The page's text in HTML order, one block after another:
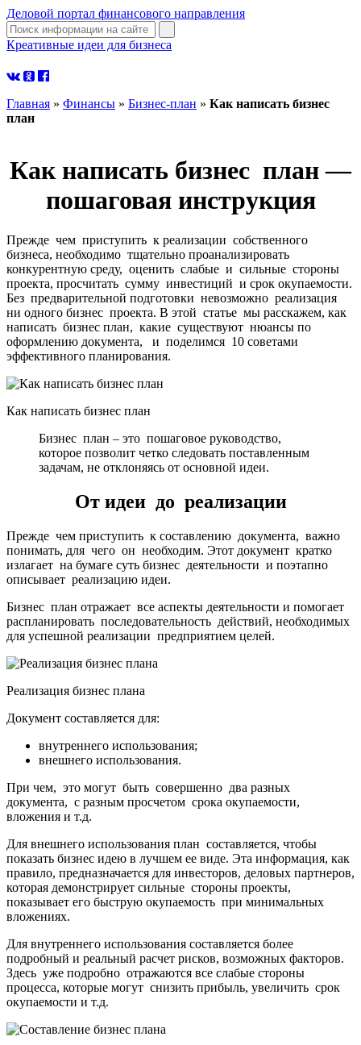
Деловой портал финансового направления
Креативные идеи для бизнеса
Главная » Финансы » Бизнес-план » Как написать бизнес
план
Как написать бизнес план —
пошаговая инструкция
Прежде чем приступить к реализации собственного
бизнеса, необходимо тщательно проанализировать
конкурентную среду, оценить слабые и сильные стороны
проекта, просчитать сумму инвестиций и срок окупаемости.
Без предварительной подготовки невозможно реализация
ни одного бизнес проекта. В этой статье мы расскажем, как
написать бизнес план, какие существуют нюансы по
оформлению документа, и поделимся 10 советами
эффективного планирования.
Как написать бизнес план
Бизнес план – это пошаговое руководство,
которое позволит четко следовать поставленным
задачам, не отклоняясь от основной идеи.
От идеи до реализации
Прежде чем приступить к составлению документа, важно
понимать, для чего он необходим. Этот документ кратко
излагает на бумаге суть бизнес деятельности и поэтапно
описывает реализацию идеи.
Бизнес план отражает все аспекты деятельности и помогает
распланировать последовательность действий, необходимых
для успешной реализации предприятием целей.
Реализация бизнес плана
Документ составляется для:
внутреннего использования;
внешнего использования.
При чем, это могут быть совершенно два разных
документа, с разным просчетом срока окупаемости,
вложения и т.д.
Для внешнего использования план составляется, чтобы
показать бизнес идею в лучшем ее виде. Эта информация, как
правило, предназначается для инвесторов, деловых партнеров,
которая демонстрирует сильные стороны проекты,
показывает его быструю окупаемость при минимальных
вложениях.
Для внутреннего использования составляется более
подробный и реальный расчет рисков, возможных факторов.
Здесь уже подробно отражаются все слабые стороны
процесса, которые могут снизить прибыль, увеличить срок
окупаемости и т.д.